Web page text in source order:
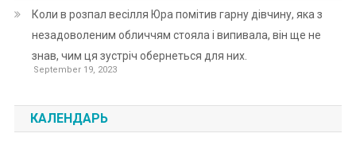
Коли в розпал весілля Юра помітив гарну дівчину, яка з
незадоволеним обличчям стояла і випивала, він ще не
знав, чим ця зустріч обернеться для них.
September 19, 2023
КАЛЕНДАРЬ